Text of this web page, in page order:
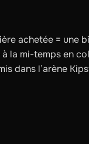
achetée = une
à la mi-temps en
dans l’arène